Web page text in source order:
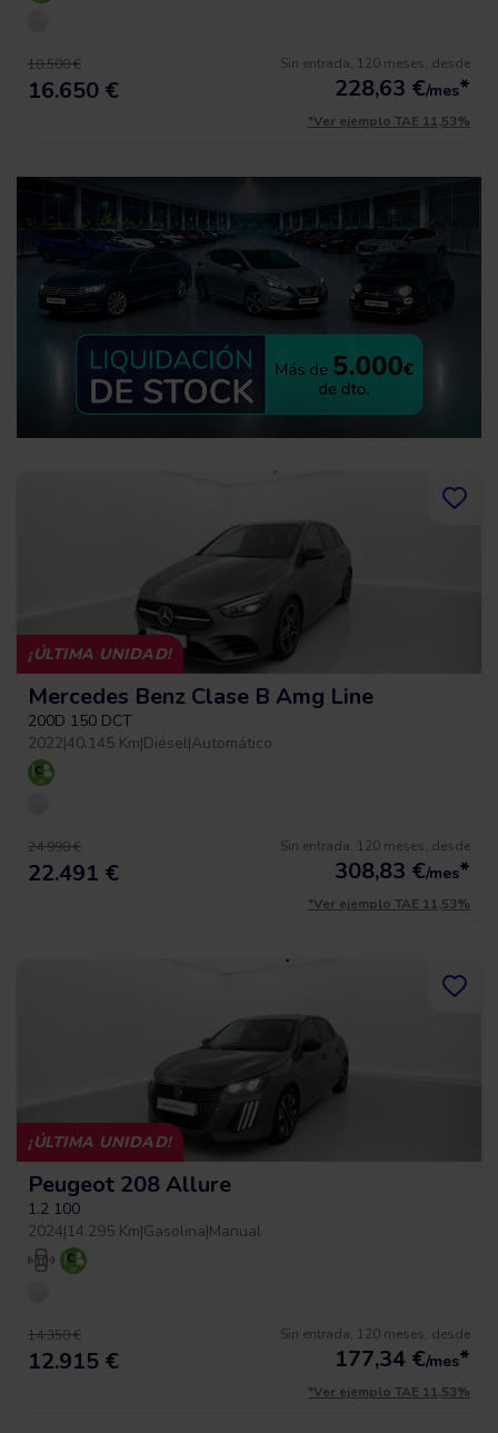
18.500 €
16.650 €
Sin entrada, 120 meses, desde
228,63 €/mes*
*Ver ejemplo TAE 11,53%
¡ÚLTIMA UNIDAD!
Mercedes Benz Clase B Amg Line
200D 150 DCT
2022|40.145 Km|Diésel|Automático
24.990 €
22.491 €
Sin entrada, 120 meses, desde
308,83 €/mes*
*Ver ejemplo TAE 11,53%
¡ÚLTIMA UNIDAD!
Peugeot 208 Allure
1.2 100
2024|14.295 Km|Gasolina|Manual
14.350 €
12.915 €
Sin entrada, 120 meses, desde
177,34 €/mes*
*Ver ejemplo TAE 11,53%